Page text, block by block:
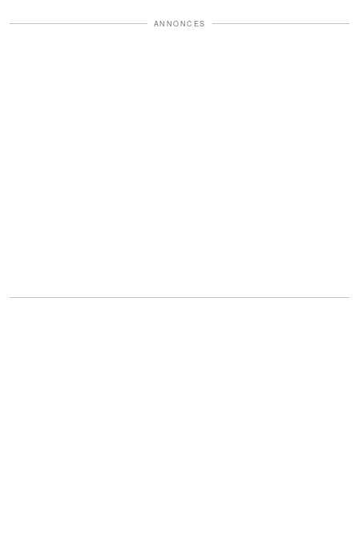
ANNONCES